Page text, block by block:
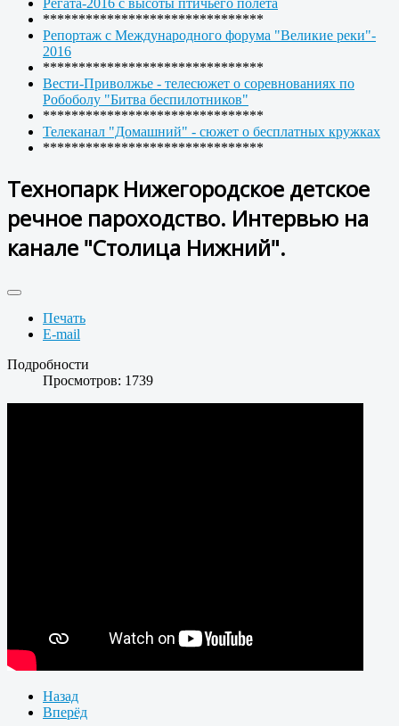
*******************************
Репортаж с Международного форума "Великие реки"-
2016
*******************************
Вести-Приволжье - телесюжет о соревнованиях по
Робоболу "Битва беспилотников"
*******************************
Телеканал "Домашний" - сюжет о бесплатных кружках
*******************************
Технопарк Нижегородское детское
речное пароходство. Интервью на
канале "Столица Нижний".
Печать
E-mail
Подробности
Просмотров: 1739
Назад
Вперёд